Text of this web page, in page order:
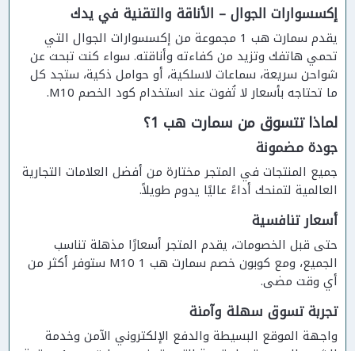
إكسسوارات الجوال – الأناقة والتقنية في يدك
يقدم سمارت هب 1 مجموعة من إكسسوارات الجوال التي
تحمي هاتفك وتزيد من كفاءته وأناقته. سواء كنت تبحث عن
شواحن سريعة، سماعات لاسلكية، أو حوامل ذكية، ستجد كل
ما تحتاجه بأسعار لا تُفوت عند استخدام كود الخصم M10.
لماذا تتسوق من سمارت هب 1؟
جودة مضمونة
جميع المنتجات في المتجر مختارة من أفضل العلامات التجارية
العالمية لتمنحك أداءً عاليًا يدوم طويلاً.
أسعار تنافسية
حتى قبل الخصومات، يقدم المتجر أسعارًا مذهلة تناسب
الجميع، ومع كوبون خصم سمارت هب 1 M10 ستوفر أكثر من
أي وقت مضى.
تجربة تسوق سهلة وآمنة
واجهة الموقع البسيطة والدفع الإلكتروني الآمن وخدمة